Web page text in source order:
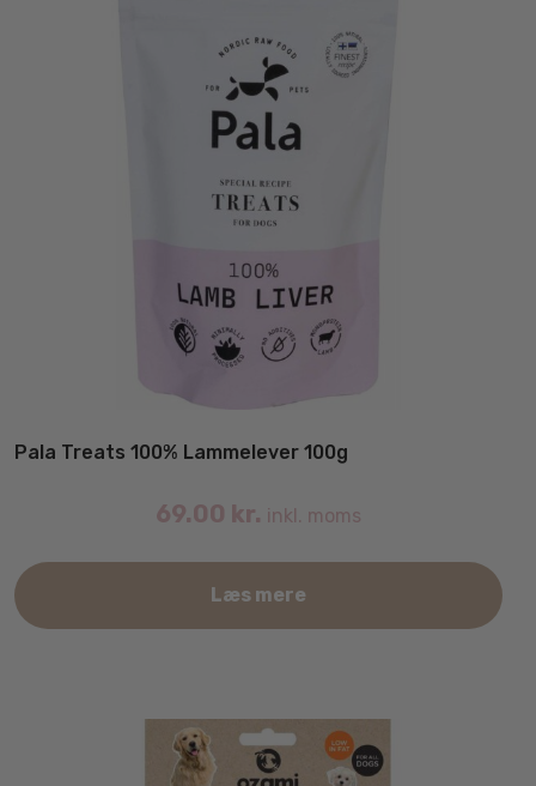
Pala Treats 100% Lammelever 100g
69.00 kr. inkl. moms
Læs mere